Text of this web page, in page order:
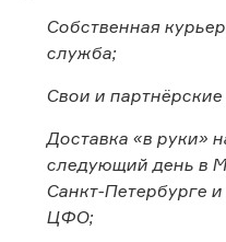
Собственная
служба;
Свои и
Доставка «в руки»
следующий день в
Санкт-Петербурге
ЦФО;